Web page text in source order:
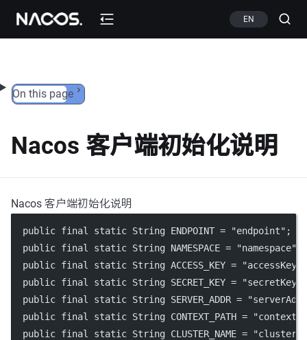
Skip to content EN
On this page
Nacos 客户端初始化说明
Nacos 客户端初始化说明
  public final static String ENDPOINT = "endpoint";
  public final static String NAMESPACE = "namespace";
  public final static String ACCESS_KEY = "accessKey";
  public final static String SECRET_KEY = "secretKey";
public final static String SERVER_ADDR =
public final static String CONTEXT_PATH =
public final static String CLUSTER_NAME =